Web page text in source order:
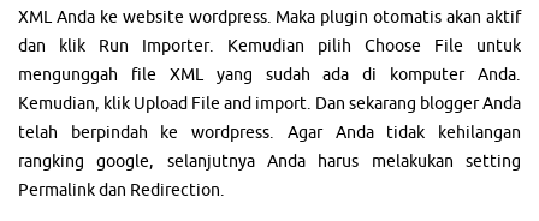
XML Anda ke website wordpress. Maka plugin otomatis akan aktif
dan klik Run Importer. Kemudian pilih Choose File untuk
mengunggah file XML yang sudah ada di komputer Anda.
Kemudian, klik Upload File and import. Dan sekarang blogger Anda
telah berpindah ke wordpress. Agar Anda tidak kehilangan
rangking google, selanjutnya Anda harus melakukan setting
Permalink dan Redirection.